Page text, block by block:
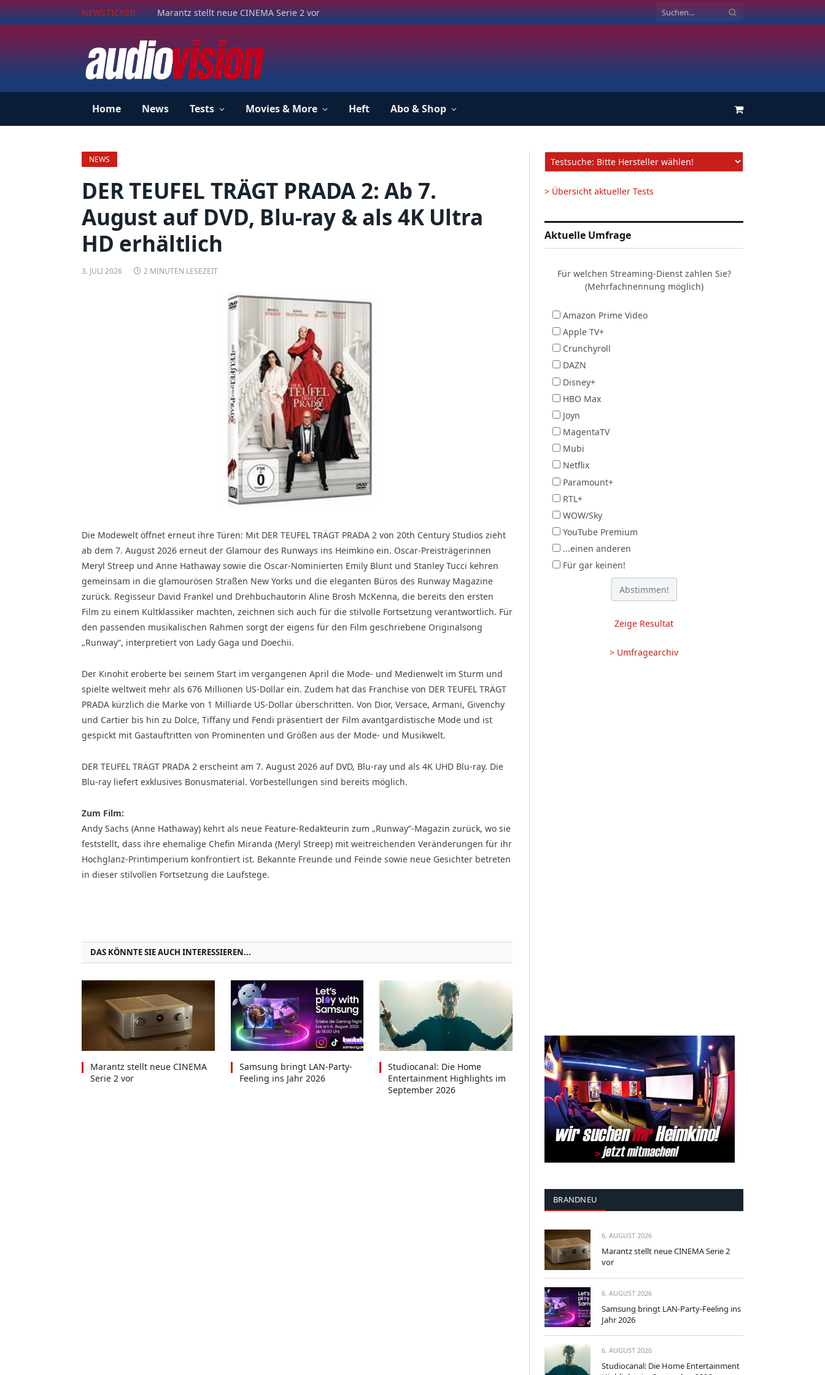
NEWSTICKER Marantz stellt neue CINEMA Serie 2 vor
Home News Tests Movies & More Heft Abo & Shop Einkaufswagen
NEWS
DER TEUFEL TRÄGT PRADA 2: Ab 7.
August auf DVD, Blu-ray & als 4K Ultra
HD erhältlich
3. JULI 2026 2 MINUTEN LESEZEIT
Die Modewelt öffnet erneut ihre Türen: Mit DER TEUFEL TRÄGT PRADA 2 von 20th Century Studios zieht
ab dem 7. August 2026 erneut der Glamour des Runways ins Heimkino ein. Oscar-Preisträgerinnen
Meryl Streep und Anne Hathaway sowie die Oscar-Nominierten Emily Blunt und Stanley Tucci kehren
gemeinsam in die glamourösen Straßen New Yorks und die eleganten Büros des Runway Magazine
zurück. Regisseur David Frankel und Drehbuchautorin Aline Brosh McKenna, die bereits den ersten
Film zu einem Kultklassiker machten, zeichnen sich auch für die stilvolle Fortsetzung verantwortlich. Für
den passenden musikalischen Rahmen sorgt der eigens für den Film geschriebene Originalsong
„Runway“, interpretiert von Lady Gaga und Doechii.
Der Kinohit eroberte bei seinem Start im vergangenen April die Mode- und Medienwelt im Sturm und
spielte weltweit mehr als 676 Millionen US-Dollar ein. Zudem hat das Franchise von DER TEUFEL TRÄGT
PRADA kürzlich die Marke von 1 Milliarde US-Dollar überschritten. Von Dior, Versace, Armani, Givenchy
und Cartier bis hin zu Dolce, Tiffany und Fendi präsentiert der Film avantgardistische Mode und ist
gespickt mit Gastauftritten von Prominenten und Größen aus der Mode- und Musikwelt.
DER TEUFEL TRÄGT PRADA 2 erscheint am 7. August 2026 auf DVD, Blu-ray und als 4K UHD Blu-ray. Die
Blu-ray liefert exklusives Bonusmaterial. Vorbestellungen sind bereits möglich.
Zum Film:
Andy Sachs (Anne Hathaway) kehrt als neue Feature-Redakteurin zum „Runway“-Magazin zurück, wo sie
feststellt, dass ihre ehemalige Chefin Miranda (Meryl Streep) mit weitreichenden Veränderungen für ihr
Hochglanz-Printimperium konfrontiert ist. Bekannte Freunde und Feinde sowie neue Gesichter betreten
in dieser stilvollen Fortsetzung die Laufstege.
DAS KÖNNTE SIE AUCH INTERESSIEREN...
Marantz stellt neue CINEMA
Serie 2 vor
Samsung bringt LAN-Party-
Feeling ins Jahr 2026
Studiocanal: Die Home
Entertainment Highlights im
September 2026
> Übersicht aktueller Tests
Aktuelle Umfrage
Für welchen Streaming-Dienst zahlen Sie?
(Mehrfachnennung möglich)
Amazon Prime Video
Apple TV+
Crunchyroll
DAZN
Disney+
HBO Max
Joyn
MagentaTV
Mubi
Netflix
Paramount+
RTL+
WOW/Sky
YouTube Premium
...einen anderen
Für gar keinen!
Zeige Resultat
> Umfragearchiv
BRANDNEU
6. AUGUST 2026
Marantz stellt neue CINEMA Serie 2
vor
6. AUGUST 2026
Samsung bringt LAN-Party-Feeling ins
Jahr 2026
6. AUGUST 2026
Studiocanal: Die Home Entertainment